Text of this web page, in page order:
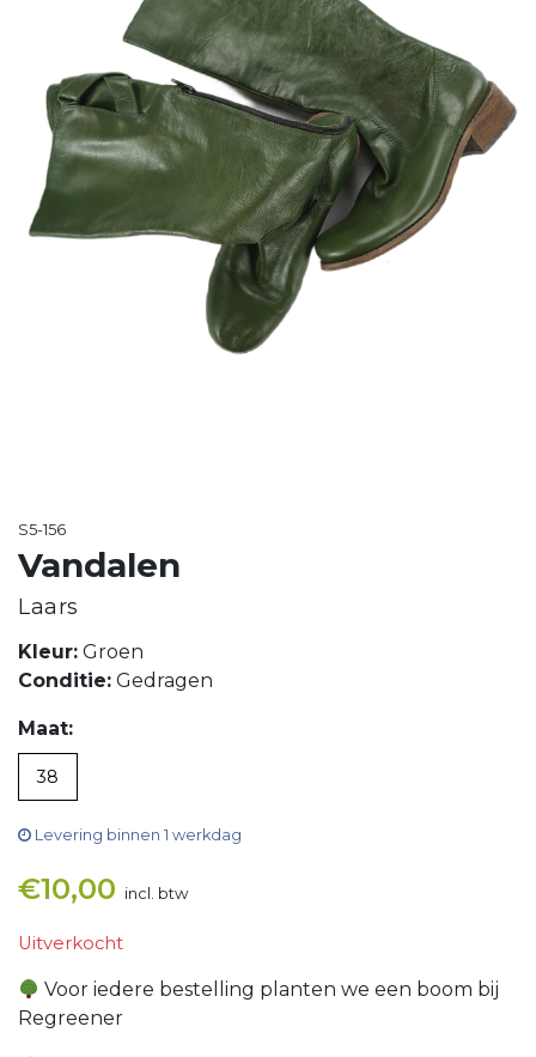
S5-156
Vandalen
Laars
Kleur: Groen
Conditie: Gedragen
Maat:
38
Levering binnen 1 werkdag
€10,00 incl. btw
Uitverkocht
Voor iedere bestelling planten we een boom bij
Regreener